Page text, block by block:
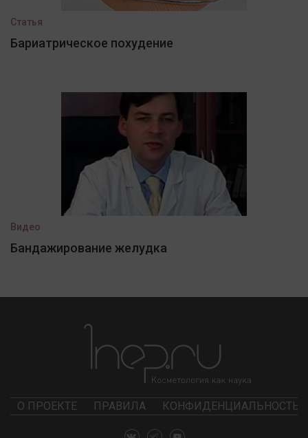
Статья
Бариатрическое похудение
Видео
Бандажирование желудка
О ПРОЕКТЕ ПРАВИЛА КОНФИДЕНЦИАЛЬНОСТЬ